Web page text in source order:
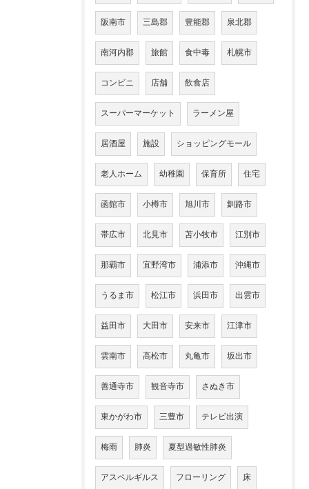
阪南市 三島郡 豊能郡 泉北郡
南河内郡 旅館 食中毒 札幌市
コンビニ 店舗 飲食店
スーパーマーケット ラーメン屋
居酒屋 施設 ショッピングモール
老人ホーム 幼稚園 保育所 住宅
函館市 小樽市 旭川市 釧路市
帯広市 北見市 苫小牧市 江別市
那覇市 宜野湾市 浦添市 沖縄市
うるま市 松江市 浜田市 出雲市
益田市 大田市 安来市 江津市
雲南市 高松市 丸亀市 坂出市
善通寺市 観音寺市 さぬき市
東かがわ市 三豊市 テレビ出演
梅雨 肺炎 夏型過敏性肺炎
アスペルギルス フローリング 床